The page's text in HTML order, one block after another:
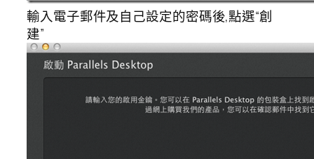
輸入電子郵件及自己設定的密碼後,點選“創
建”